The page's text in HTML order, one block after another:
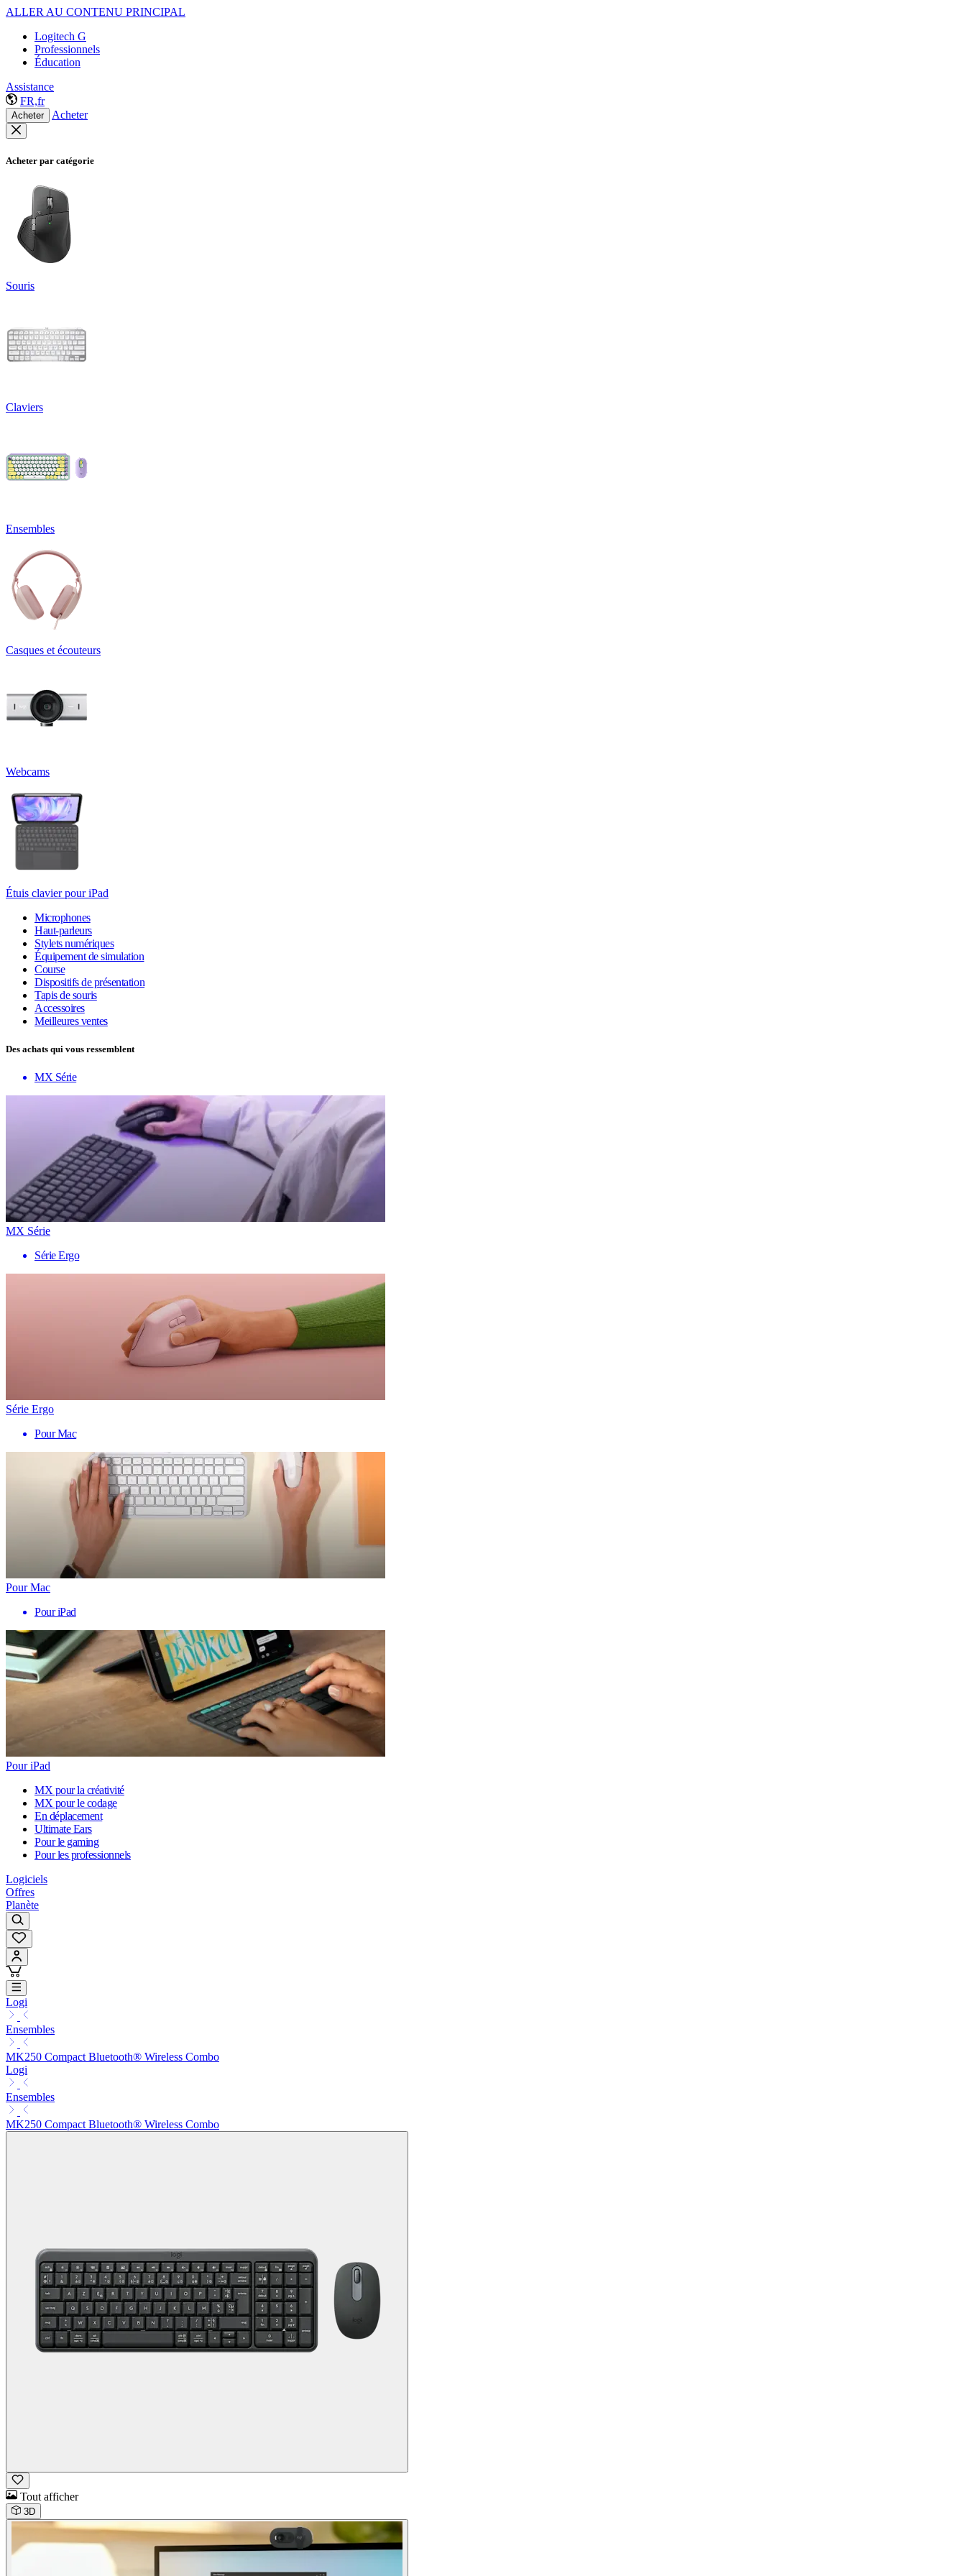
ALLER AU CONTENU PRINCIPAL
Logitech G
Professionnels
Éducation
Assistance
FR,fr
Acheter Acheter
Acheter par catégorie
Souris
Claviers
Ensembles
Casques et écouteurs
Webcams
Étuis clavier pour iPad
Microphones
Haut-parleurs
Stylets numériques
Équipement de simulation
Course
Dispositifs de présentation
Tapis de souris
Accessoires
Meilleures ventes
Des achats qui vous ressemblent
MX Série
MX Série
Série Ergo
Série Ergo
Pour Mac
Pour Mac
Pour iPad
Pour iPad
MX pour la créativité
MX pour le codage
En déplacement
Ultimate Ears
Pour le gaming
Pour les professionnels
Logiciels
Offres
Planète
Logi
Ensembles
MK250 Compact Bluetooth® Wireless Combo
Logi
Ensembles
MK250 Compact Bluetooth® Wireless Combo
Tout afficher
3D